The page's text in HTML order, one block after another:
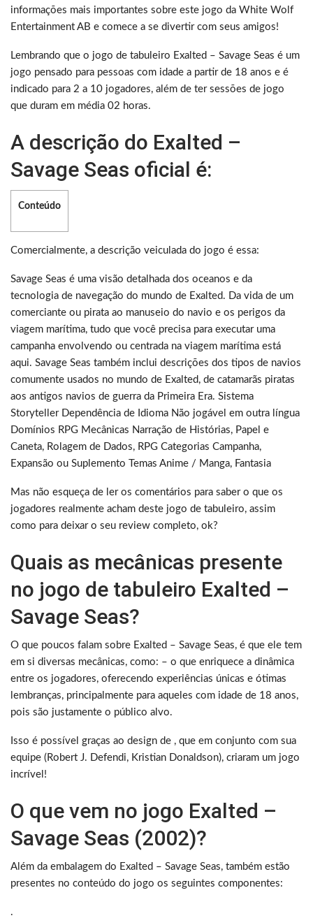
informações mais importantes sobre este jogo da White Wolf
Entertainment AB e comece a se divertir com seus amigos!
Lembrando que o jogo de tabuleiro Exalted – Savage Seas é um
jogo pensado para pessoas com idade a partir de 18 anos e é
indicado para 2 a 10 jogadores, além de ter sessões de jogo
que duram em média 02 horas.
A descrição do Exalted –
Savage Seas oficial é:
Conteúdo
Comercialmente, a descrição veiculada do jogo é essa:
Savage Seas é uma visão detalhada dos oceanos e da
tecnologia de navegação do mundo de Exalted. Da vida de um
comerciante ou pirata ao manuseio do navio e os perigos da
viagem marítima, tudo que você precisa para executar uma
campanha envolvendo ou centrada na viagem marítima está
aqui. Savage Seas também inclui descrições dos tipos de navios
comumente usados no mundo de Exalted, de catamarãs piratas
aos antigos navios de guerra da Primeira Era. Sistema
Storyteller Dependência de Idioma Não jogável em outra língua
Domínios RPG Mecânicas Narração de Histórias, Papel e
Caneta, Rolagem de Dados, RPG Categorias Campanha,
Expansão ou Suplemento Temas Anime / Manga, Fantasia
Mas não esqueça de ler os comentários para saber o que os
jogadores realmente acham deste jogo de tabuleiro, assim
como para deixar o seu review completo, ok?
Quais as mecânicas presente
no jogo de tabuleiro Exalted –
Savage Seas?
O que poucos falam sobre Exalted – Savage Seas, é que ele tem
em si diversas mecânicas, como: – o que enriquece a dinâmica
entre os jogadores, oferecendo experiências únicas e ótimas
lembranças, principalmente para aqueles com idade de 18 anos,
pois são justamente o público alvo.
Isso é possível graças ao design de , que em conjunto com sua
equipe (Robert J. Defendi, Kristian Donaldson), criaram um jogo
incrível!
O que vem no jogo Exalted –
Savage Seas (2002)?
Além da embalagem do Exalted – Savage Seas, também estão
presentes no conteúdo do jogo os seguintes componentes:
.